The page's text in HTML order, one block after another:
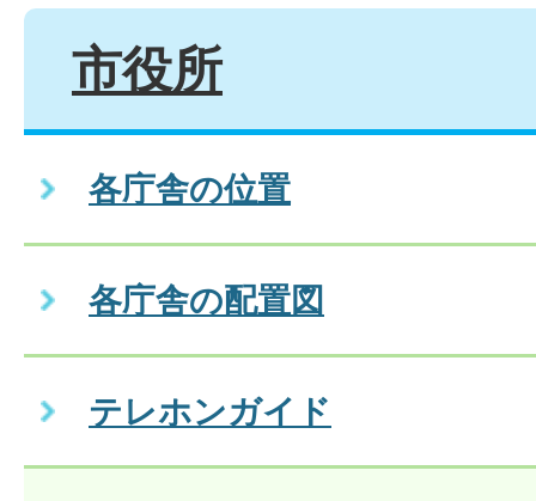
市役所
各庁舎の位置
各庁舎の配置図
テレホンガイド